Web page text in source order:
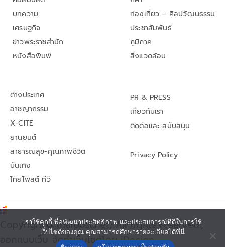
บทความ
เศรษฐกิจ
ข่าวพระราชสำนัก
หนังสือพิมพ์
ท่องเที่ยว – ศิลปวัฒนธรรม
ประชาสัมพันธ์
ภูมิภาค
สิ่งแวดล้อม
ต่างประเทศ
อาชญากรรม
X-CITE
ยานยนต์
สาธารณสุข-คุณภาพชีวิต
บันเทิง
ไทยโพสต์ ทีวี
PR & PRESS
เกี่ยวกับเรา
ติดต่อและ สนับสนุน
Privacy Policy
Copyright© thaipost.net, All rights reserved.,
ออกแบบเว็บ จัดทำเว็บไซต์โดย iDesign
เราใช้คุกกี้เพื่อพัฒนาประสิทธิภาพ และประสบการณ์ที่ดีในการใช้
เว็บไซต์ของคุณ คุณสามารถศึกษารายละเอียดได้ที่นี่